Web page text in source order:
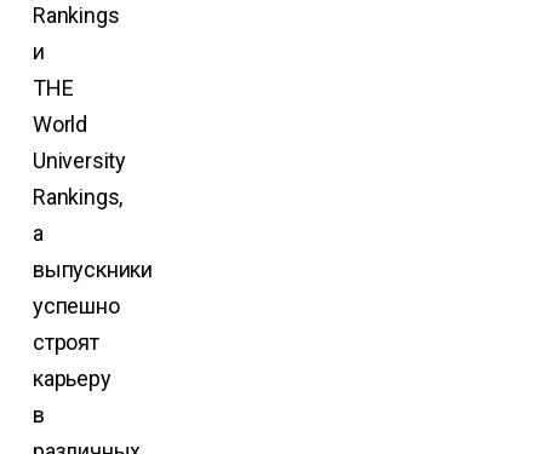
Rankings
и
THE
World
University
Rankings,
а
выпускники
успешно
строят
карьеру
в